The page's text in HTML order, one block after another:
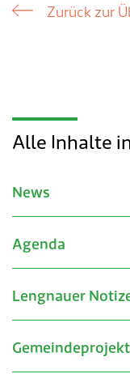
Zurück zur
Alle Inhalte
News
Agenda
Lengnauer
Tiere
Über Lengnau
Wirtschaft
Mitarbeitende